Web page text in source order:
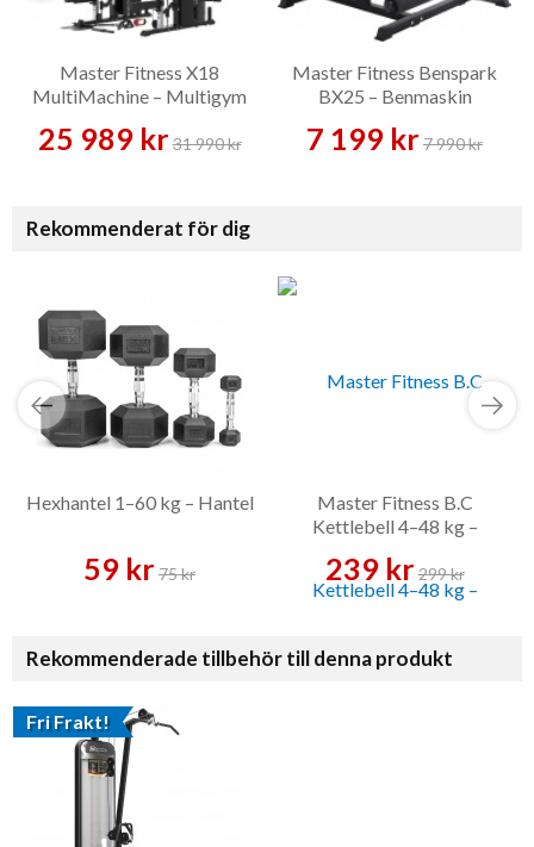
Master Fitness X18
MultiMachine – Multigym
25 989 kr31 990 kr
Master Fitness Benspark
BX25 – Benmaskin
7 199 kr7 990 kr
Rekommenderat för dig
Hexhantel 1–60 kg – Hantel
59 kr75 kr
Master Fitness B.C
Kettlebell 4–48 kg –
239 kr299 kr
Rekommenderade tillbehör till denna produkt
Fri Frakt!